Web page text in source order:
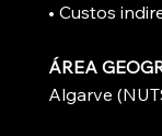
• Custos
ÁREA
Algarve